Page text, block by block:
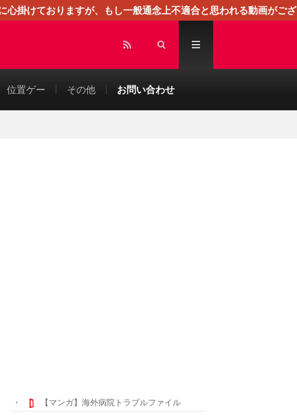
掛けておりますが、もし一般通念上不適合と思われる動画がござ
位置ゲー その他 お問い合わせ
【マンガ】海外病院トラブルファイル